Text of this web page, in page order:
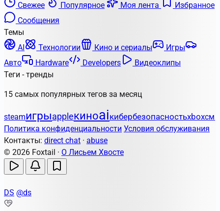
Свежее Популярное Моя лента
Избранное
Сообщения
Темы
AI
Технологии Кино и сериалы
Игры
Авто
Hardware Developers
Видеоклипы
Теги - тренды
15 самых популярных тегов за месяц
steamигрыappleкиноaiкибербезопасностьxbox
Политика конфиденциальности Условия обслуживания
Контакты: direct chat · abuse
© 2026 Foxtail · О Лисьем Хвосте
DS @ds